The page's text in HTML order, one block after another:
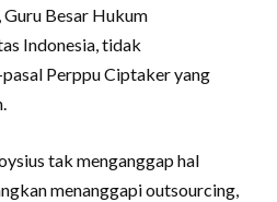
Guru Besar Hukum
Indonesia, tidak
Perppu Ciptaker yang
tak menganggap hal
menanggapi outsourcing,